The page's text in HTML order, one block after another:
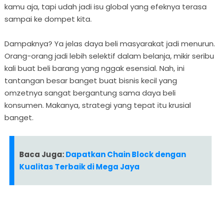
kamu aja, tapi udah jadi isu global yang efeknya terasa
sampai ke dompet kita.
Dampaknya? Ya jelas daya beli masyarakat jadi menurun.
Orang-orang jadi lebih selektif dalam belanja, mikir seribu
kali buat beli barang yang nggak esensial. Nah, ini
tantangan besar banget buat bisnis kecil yang
omzetnya sangat bergantung sama daya beli
konsumen. Makanya, strategi yang tepat itu krusial
banget.
Baca Juga:Dapatkan Chain Block dengan
Kualitas Terbaik di Mega Jaya